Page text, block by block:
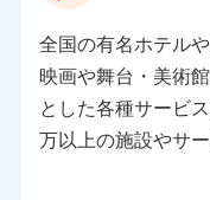
す。
個人データの共
当社は株式会社
人データを共同利用
全国の有名ホテル
映画や舞台・美術
とした各種サービ
万以上の施設やサ